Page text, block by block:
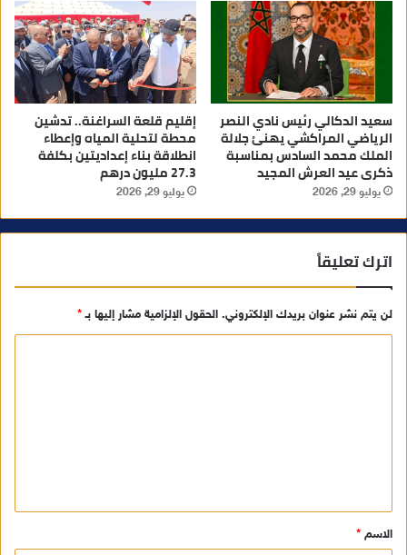
سعيد الدكالي رئيس نادي النصر
الرياضي المراكشي يهنئ جلالة
الملك محمد السادس بمناسبة
ذكرى عيد العرش المجيد
يوليو 29, 2026
إقليم قلعة السراغنة.. تدشين
محطة لتحلية المياه وإعطاء
انطلاقة بناء إعداديتين بكلفة
27.3 مليون درهم
يوليو 29, 2026
اترك تعليقاً
لن يتم نشر عنوان بريدك الإلكتروني. الحقول الإلزامية مشار إليها بـ*
ق
*
الاسم *